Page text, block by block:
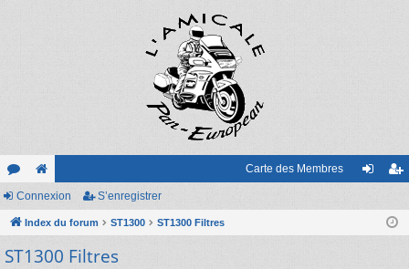
or
u
m
e
sit
e
Carte des Membres
nr
Connexion S’enregistrer
Index du forum ST1300 ST1300 Filtres
ST1300 Filtres